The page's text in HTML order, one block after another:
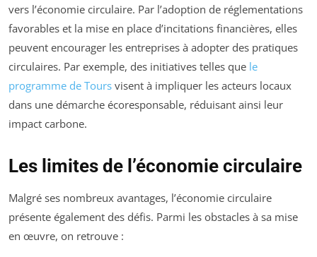
vers l’économie circulaire. Par l’adoption de réglementations
favorables et la mise en place d’incitations financières, elles
peuvent encourager les entreprises à adopter des pratiques
circulaires. Par exemple, des initiatives telles que le
programme de Tours visent à impliquer les acteurs locaux
dans une démarche écoresponsable, réduisant ainsi leur
impact carbone.
Les limites de l’économie circulaire
Malgré ses nombreux avantages, l’économie circulaire
présente également des défis. Parmi les obstacles à sa mise
en œuvre, on retrouve :